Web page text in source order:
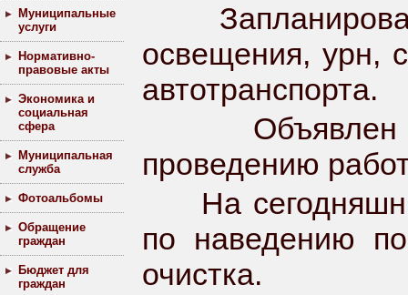
Муниципальные
услуги
Нормативно-
правовые акты
Экономика и
социальная
сфера
Муниципальная
служба
Фотоальбомы
Обращение
граждан
Бюджет для
граждан
освещения, урн,
автотранспорта.
Объявлен
проведению
На
по наведению
очистка.